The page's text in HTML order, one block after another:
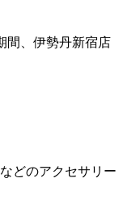
間、伊勢丹新宿店
どのアクセサリー